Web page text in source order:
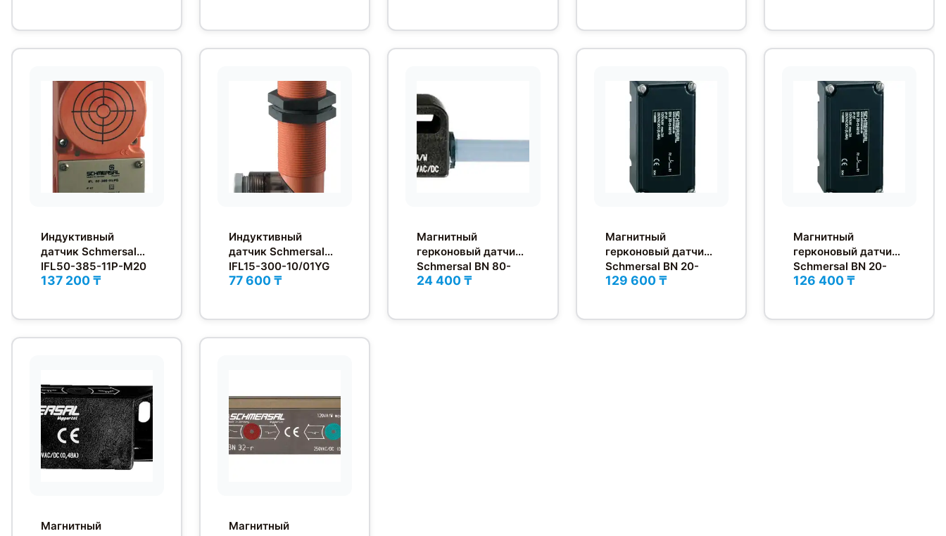
Индуктивный
датчик Schmersal
IFL50-385-11P-M20
137 200 ₸
Индуктивный
датчик Schmersal
IFL15-300-10/01YG
77 600 ₸
Магнитный
герконовый датчик
Schmersal BN 80-
10Z
24 400 ₸
Магнитный
герконовый датчик
Schmersal BN 20-
11RZ
129 600 ₸
Магнитный
герконовый датчик
Schmersal BN 20-
2RZ
126 400 ₸
Магнитный
Магнитный